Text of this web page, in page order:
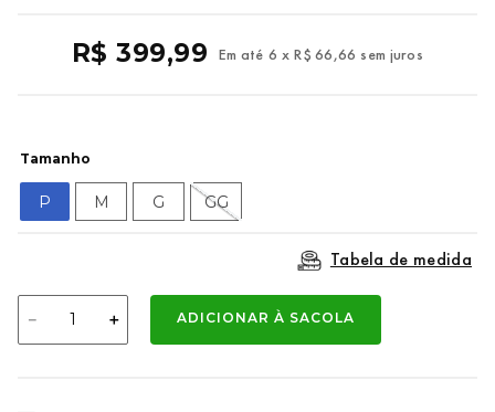
R$ 399,99 Em até 6 x R$ 66,66 sem juros
Tamanho
P M G GG
Tabela de medida
＋
－ ADICIONAR À SACOLA
vans
9º mochila oakley
10 bermuda